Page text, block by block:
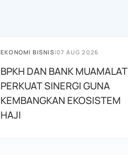
EKONOMI BISNIS|07 AUG 2026
BPKH DAN BANK MUAMALAT
PERKUAT SINERGI GUNA
KEMBANGKAN EKOSISTEM
HAJI